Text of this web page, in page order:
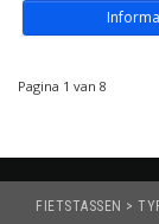
Pagina 1 van 8
FIETSTASSEN >